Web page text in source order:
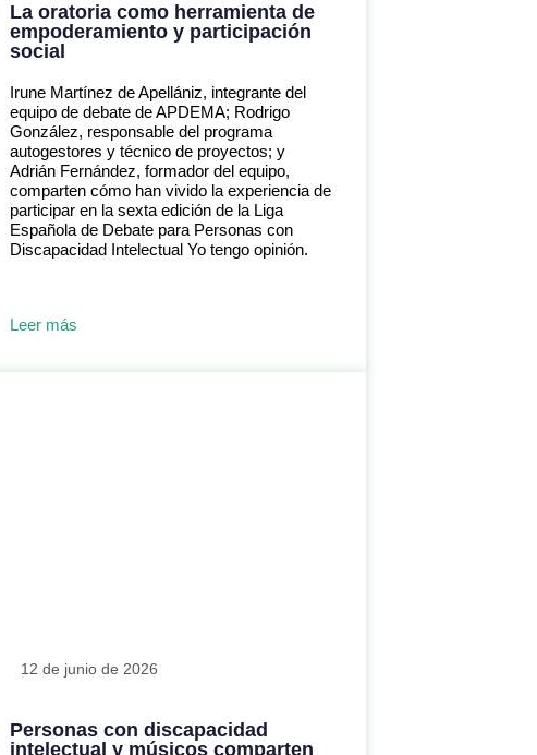
La oratoria como herramienta de
empoderamiento y participación
social
Irune Martínez de Apellániz, integrante del
equipo de debate de APDEMA; Rodrigo
González, responsable del programa
autogestores y técnico de proyectos; y
Adrián Fernández, formador del equipo,
comparten cómo han vivido la experiencia de
participar en la sexta edición de la Liga
Española de Debate para Personas con
Discapacidad Intelectual Yo tengo opinión.
Leer más
12 de junio de 2026
Personas con discapacidad
intelectual y músicos comparten